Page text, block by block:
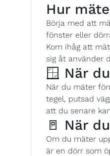
Hur
Börja med att
fönster eller
Kom ihåg att
sig åt använder
🪟 När
När du mäter
tegel, putsad
att du senare
🚪 När
Om du mäter
är en dörr som